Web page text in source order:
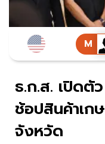
ธ.ก.ส. เปิดตั
ช้อปสินค้าเ
จังหวัด